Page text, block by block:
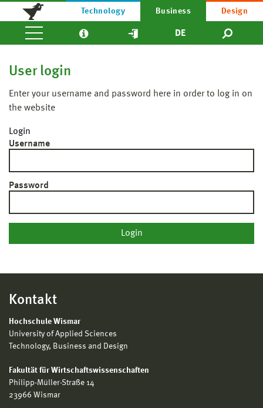
Technology Business Design
DE
User login
Enter your username and password here in order to log in on
the website
Login
Username
Password
Kontakt
Hochschule Wismar
University of Applied Sciences
Technology, Business and Design
Fakultät für Wirtschaftswissenschaften
Philipp-Müller-Straße 14
23966 Wismar